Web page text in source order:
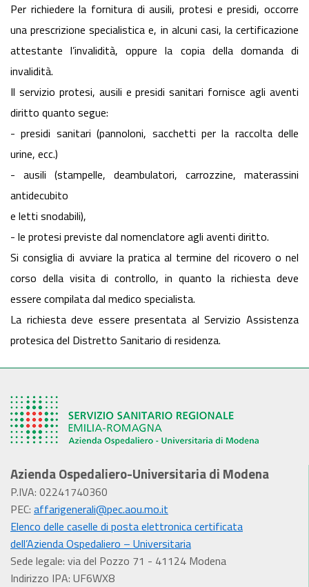
Per richiedere la fornitura di ausili, protesi e presidi, occorre
una prescrizione specialistica e, in alcuni casi, la certificazione
attestante l’invalidità, oppure la copia della domanda di
invalidità.
Il servizio protesi, ausili e presidi sanitari fornisce agli aventi
diritto quanto segue:
- presidi sanitari (pannoloni, sacchetti per la raccolta delle
urine, ecc.)
- ausili (stampelle, deambulatori, carrozzine, materassini
antidecubito
e letti snodabili),
- le protesi previste dal nomenclatore agli aventi diritto.
Si consiglia di avviare la pratica al termine del ricovero o nel
corso della visita di controllo, in quanto la richiesta deve
essere compilata dal medico specialista.
La richiesta deve essere presentata al Servizio Assistenza
protesica del Distretto Sanitario di residenza.
Azienda Ospedaliero-Universitaria di Modena
P.IVA: 02241740360
PEC: affarigenerali@pec.aou.mo.it
Elenco delle caselle di posta elettronica certificata
dell’Azienda Ospedaliero – Universitaria
Sede legale: via del Pozzo 71 - 41124 Modena
Indirizzo IPA: UF6WX8